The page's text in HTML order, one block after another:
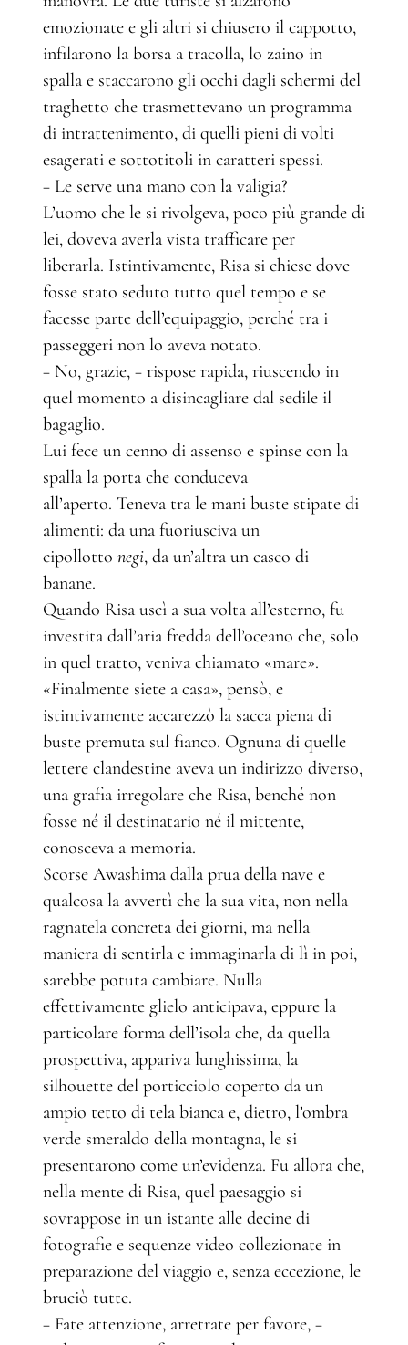
emozionate e gli altri si chiusero il cappotto,
infilarono la borsa a tracolla, lo zaino in
spalla e staccarono gli occhi dagli schermi del
traghetto che trasmettevano un programma
di intrattenimento, di quelli pieni di volti
esagerati e sottotitoli in caratteri spessi.
− Le serve una mano con la valigia?
L’uomo che le si rivolgeva, poco più grande di
lei, doveva averla vista trafficare per
liberarla. Istintivamente, Risa si chiese dove
fosse stato seduto tutto quel tempo e se
facesse parte dell’equipaggio, perché tra i
passeggeri non lo aveva notato.
− No, grazie, − rispose rapida, riuscendo in
quel momento a disincagliare dal sedile il
bagaglio.
Lui fece un cenno di assenso e spinse con la
spalla la porta che conduceva
all’aperto. Teneva tra le mani buste stipate di
alimenti: da una fuoriusciva un
cipollotto negi, da un’altra un casco di
banane.
Quando Risa uscì a sua volta all’esterno, fu
investita dall’aria fredda dell’oceano che, solo
in quel tratto, veniva chiamato «mare».
«Finalmente siete a casa», pensò, e
istintivamente accarezzò la sacca piena di
buste premuta sul fianco. Ognuna di quelle
lettere clandestine aveva un indirizzo diverso,
una grafia irregolare che Risa, benché non
fosse né il destinatario né il mittente,
conosceva a memoria.
Scorse Awashima dalla prua della nave e
qualcosa la avvertì che la sua vita, non nella
ragnatela concreta dei giorni, ma nella
maniera di sentirla e immaginarla di lì in poi,
sarebbe potuta cambiare. Nulla
effettivamente glielo anticipava, eppure la
particolare forma dell’isola che, da quella
prospettiva, appariva lunghissima, la
silhouette del porticciolo coperto da un
ampio tetto di tela bianca e, dietro, l’ombra
verde smeraldo della montagna, le si
presentarono come un’evidenza. Fu allora che,
nella mente di Risa, quel paesaggio si
sovrappose in un istante alle decine di
fotografie e sequenze video collezionate in
preparazione del viaggio e, senza eccezione, le
bruciò tutte.
− Fate attenzione, arretrate per favore, −